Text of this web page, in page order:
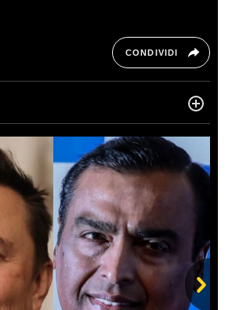
CONDIVIDI
occupa di informazione sul web,
spettacolo e videogame.